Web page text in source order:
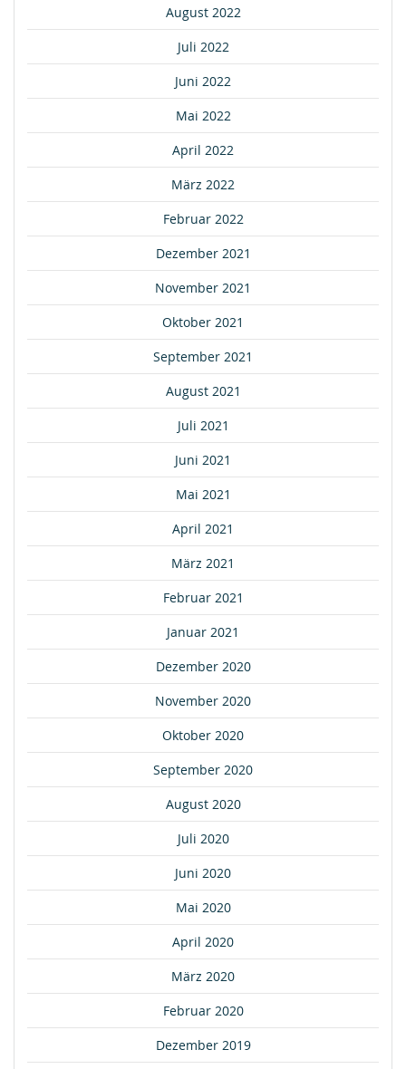
August 2022
Juli 2022
Juni 2022
Mai 2022
April 2022
März 2022
Februar 2022
Dezember 2021
November 2021
Oktober 2021
September 2021
August 2021
Juli 2021
Juni 2021
Mai 2021
April 2021
März 2021
Februar 2021
Januar 2021
Dezember 2020
November 2020
Oktober 2020
September 2020
August 2020
Juli 2020
Juni 2020
Mai 2020
April 2020
März 2020
Februar 2020
Dezember 2019